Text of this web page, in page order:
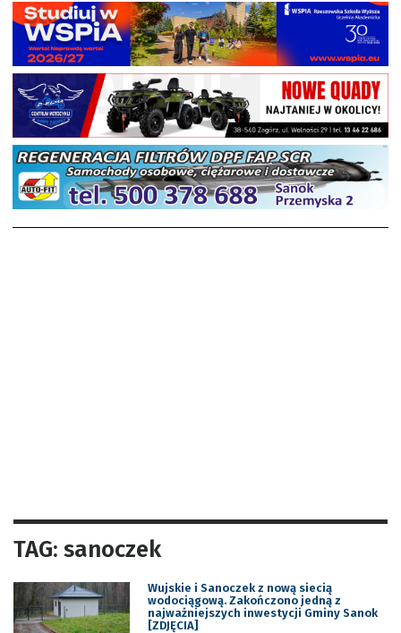
TAG: sanoczek
Wujskie i Sanoczek z nową siecią
wodociągową. Zakończono jedną z
najważniejszych inwestycji Gminy Sanok
[ZDJĘCIA]